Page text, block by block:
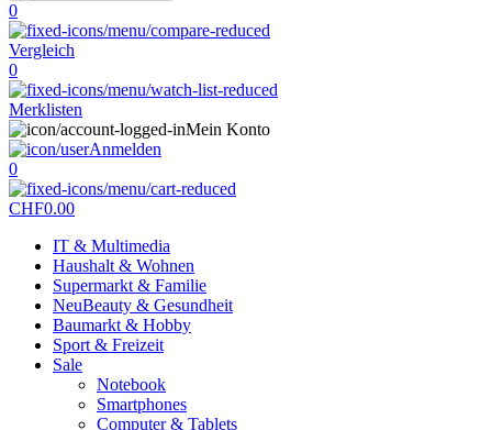
0
Vergleich
0
Merklisten
Mein Konto
Anmelden
0
CHF0.00
IT & Multimedia
Haushalt & Wohnen
Supermarkt & Familie
NeuBeauty & Gesundheit
Baumarkt & Hobby
Sport & Freizeit
Sale
Notebook
Smartphones
Computer & Tablets